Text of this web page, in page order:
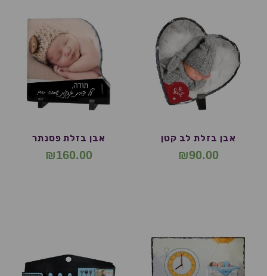
אבן בזלת לב קטן
₪90.00
אבן בזלת פסנתר
₪160.00